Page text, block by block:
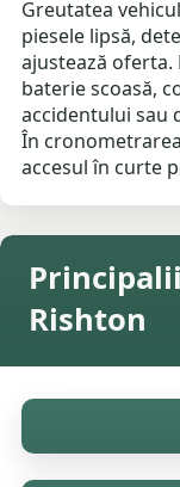
Greutatea
piesele lipsă,
ajustează oferta.
baterie scoasă,
accidentului sau
În
accesul în curte
Rishton